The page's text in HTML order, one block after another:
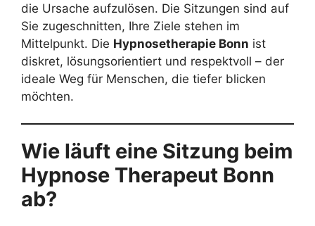
die Ursache aufzulösen. Die Sitzungen sind auf
Sie zugeschnitten, Ihre Ziele stehen im
Mittelpunkt. Die Hypnosetherapie Bonn ist
diskret, lösungsorientiert und respektvoll – der
ideale Weg für Menschen, die tiefer blicken
möchten.
Wie läuft eine Sitzung beim
Hypnose Therapeut Bonn
ab?